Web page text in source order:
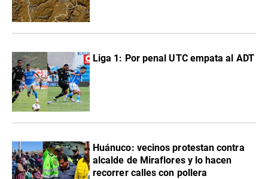
Liga 1: Por penal UTC empata al ADT
Huánuco: vecinos protestan contra
alcalde de Miraflores y lo hacen
recorrer calles con pollera